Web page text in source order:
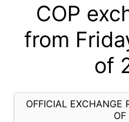
COP
from
of
OFFICIAL EXCHANGE